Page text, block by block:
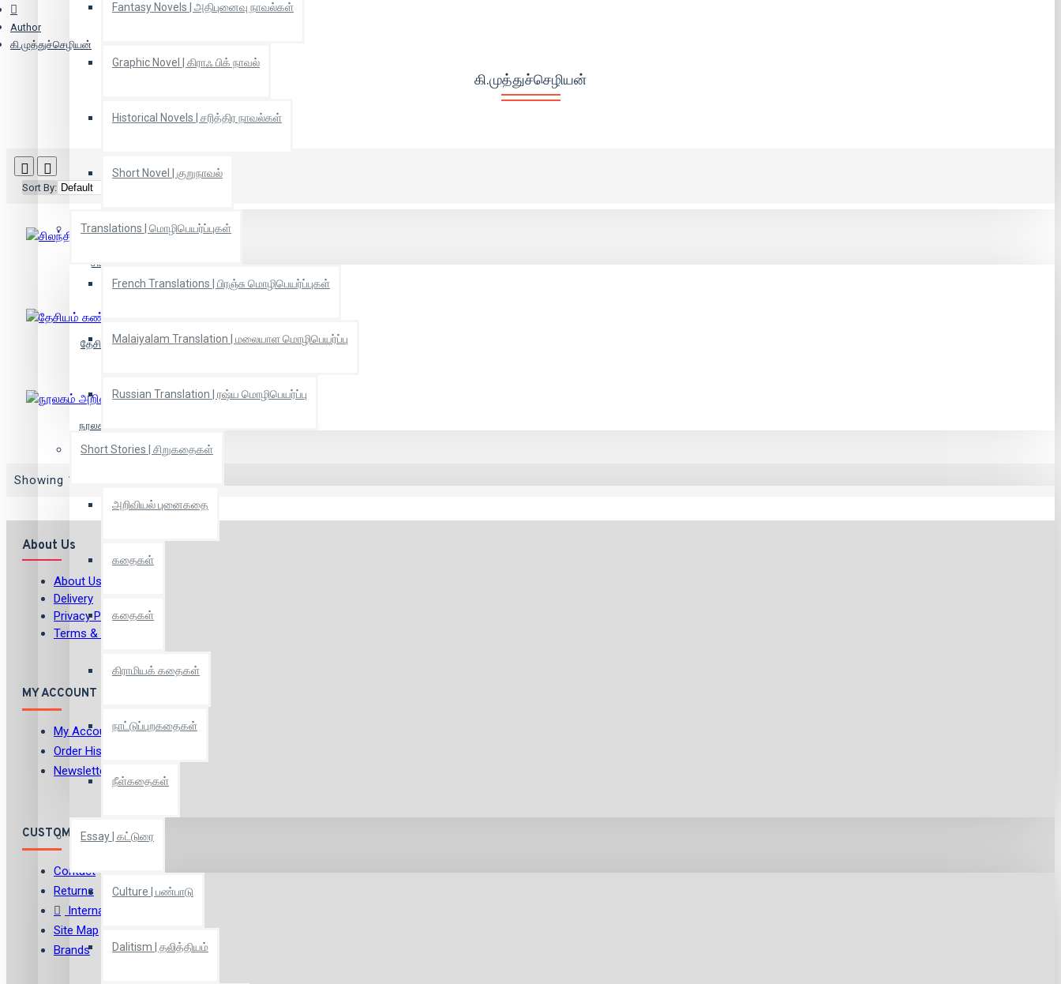
Fantasy Novels | அதிபுனைவு நாவல்கள்
Graphic Novel | கிராஃ பிக் நாவல்
Historical Novels | சரித்திர நாவல்கள்
Short Novel | குறுநாவல்
Translations | மொழிபெயர்ப்புகள்
French Translations | பிரஞ்சு மொழிபெயர்ப்புகள்
Malaiyalam Translation | மலையாள மொழிபெயர்ப்பு
Russian Translation | ரஷ்ய மொழிபெயர்ப்பு
Short Stories | சிறுகதைகள்
அறிவியல் புனைகதை
கதைகள்
கதைகள்
கிராமியக் கதைகள்
நாட்டுப்புறகதைகள்
நீள்கதைகள்
Essay | கட்டுரை
Culture | பண்பாடு
Dalitism | தலித்தியம்
Author
கி.முத்துச்செழியன்
கி.முத்துச்செழியன்
Sort By:
சிலந்திகளின் உயிர்விரிமம்
தேசியம் கண்ட தேசியப்பறவை
நூலகம் அறிவுலக நுழைவாயில்
Showing 1 to 3 of 3 (1 Pages)
About Us
About Us
Delivery
Privacy Policy
Terms & Conditions
MY ACCOUNT
My Account
Order History
Newsletter
CUSTOMER SERVICE
Contact
Returns
International Shipping
Site Map
Brands